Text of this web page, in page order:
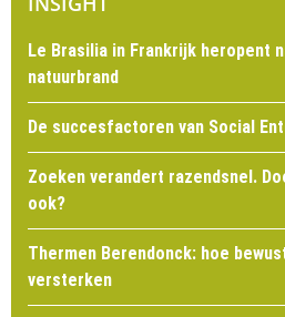
Le Brasilia in Frankrijk heropent
natuurbrand
De succesfactoren van Social
Zoeken verandert razendsnel.
ook?
Thermen Berendonck: hoe
versterken